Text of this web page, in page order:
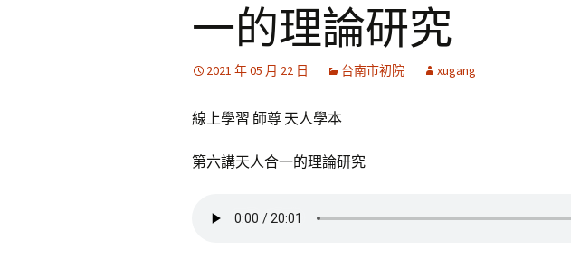
一的理論研究
2021 年 05 月 22 日 台南市初院 xugang
線上學習 師尊 天人學本
第六講天人合一的理論研究